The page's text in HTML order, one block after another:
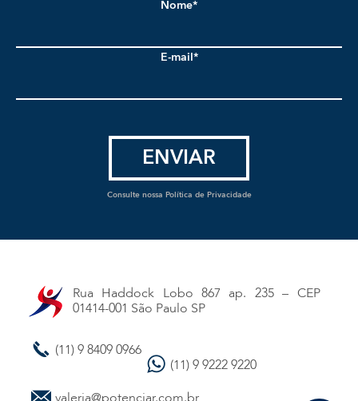
Nome*
E-mail*
Consulte nossa Política de Privacidade
Rua Haddock Lobo 867 ap. 235 – CEP
01414-001 São Paulo SP
(11) 9 8409 0966
(11) 9 9222 9220
valeria@potenciar.com.br